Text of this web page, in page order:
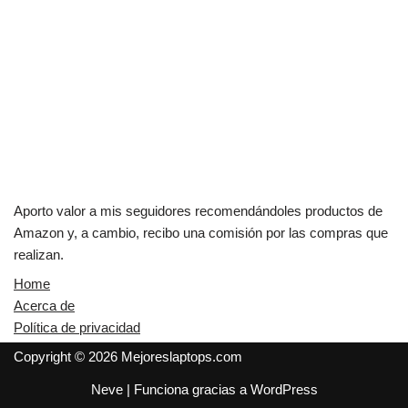
Aporto valor a mis seguidores recomendándoles productos de
Amazon y, a cambio, recibo una comisión por las compras que
realizan.
Home
Acerca de
Política de privacidad
Copyright © 2026 Mejoreslaptops.com
Neve| Funciona gracias a WordPress